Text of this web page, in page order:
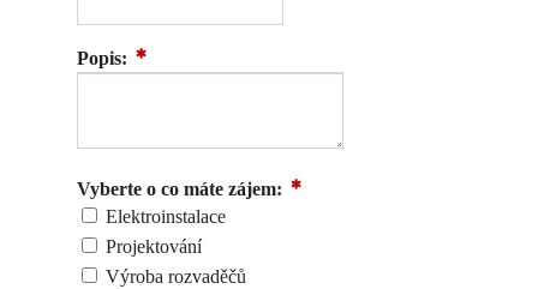
Popis:
Vyberte o co máte zájem:
Elektroinstalace
Projektování
Výroba rozvaděčů